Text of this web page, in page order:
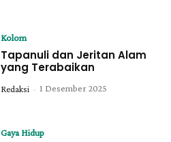
Kolom
Tapanuli dan Jeritan Alam
yang Terabaikan
Redaksi - 1 Desember 2025
Gaya Hidup